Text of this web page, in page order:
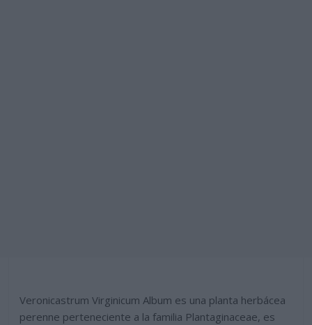
Veronicastrum Virginicum Album es una planta herbácea
perenne perteneciente a la familia Plantaginaceae, es